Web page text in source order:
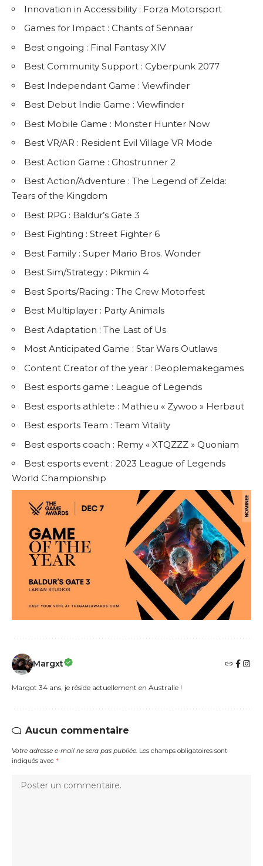
Innovation in Accessibility : Forza Motorsport
Games for Impact : Chants of Sennaar
Best ongoing : Final Fantasy XIV
Best Community Support : Cyberpunk 2077
Best Independant Game : Viewfinder
Best Debut Indie Game : Viewfinder
Best Mobile Game : Monster Hunter Now
Best VR/AR : Resident Evil Village VR Mode
Best Action Game : Ghostrunner 2
Best Action/Adventure : The Legend of Zelda:
Tears of the Kingdom
Best RPG : Baldur’s Gate 3
Best Fighting : Street Fighter 6
Best Family : Super Mario Bros. Wonder
Best Sim/Strategy : Pikmin 4
Best Sports/Racing : The Crew Motorfest
Best Multiplayer : Party Animals
Best Adaptation : The Last of Us
Most Anticipated Game : Star Wars Outlaws
Content Creator of the year : Peoplemakegames
Best esports game : League of Legends
Best esports athlete : Mathieu « Zywoo » Herbaut
Best esports Team : Team Vitality
Best esports coach : Remy « XTQZZZ » Quoniam
Best esports event : 2023 League of Legends
World Championship
Margxt
Margot 34 ans, je réside actuellement en Australie !
Aucun commentaire
Votre adresse e-mail ne sera pas publiée. Les champs obligatoires sont
indiqués avec *